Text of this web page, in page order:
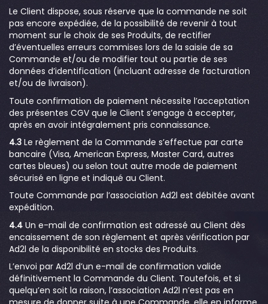
Le Client dispose, sous réserve que la commande ne soit
pas encore expédiée, de la possibilité de revenir à tout
moment sur le choix de ses Produits, de rectifier
d’éventuelles erreurs commises lors de la saisie de sa
Commande et/ou de modifier tout ou partie de ses
données d’identification (incluant adresse de facturation
et/ou de livraison).
Toute confirmation de paiement nécessite l’acceptation
des présentes CGV que le Client s’engage à eccepter,
après en avoir intégralement pris connaissance.
4.3 Le règlement de la Commande s’effectue par carte
bancaire (Visa, American Express, Master Card, autres
cartes bleues) ou selon tout autre mode de paiement
sécurisé en ligne et indiqué au Client.
Toute Commande par l’association Ad2l est débitée avant
expédition.
4.4 Un e-mail de confirmation est adressé au Client dès
encaissement de son règlement et après vérification par
Ad2l de la disponibilité en stocks des Produits.
L’envoi par Ad2l d’un e-mail de confirmation valide
définitivement la Commande du Client. Toutefois, et si
quelqu’en soit la raison, l’association Ad2l n’est pas en